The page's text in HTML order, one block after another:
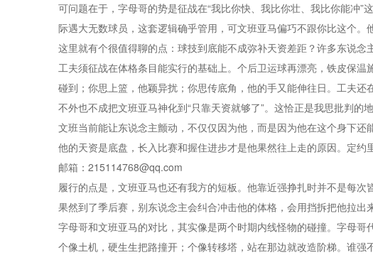
可问题在于，字母哥的势是征战在“我比你快、我比你壮、我比你能冲”这
际遇大无数球员，这套逻辑确乎管用，可文班亚马偏巧不跟你比这个
这里就有个很值得聊的点：球技到底能不成弥补天资差距？许多东说念
工夫须征战在体格条目能实行的基础上。个后卫运球再漂亮， 铁皮保温
碰到；你思上篮，他颖异扰；你思传底角，他的手又能伸往日。工夫还
不外也不成把文班亚马神化到“只靠天资就够了”。这恰正是我思批判
文班当前能让东说念主颤动，不仅仅因为他，而是因为他在这个身下还
他的天资是底盘，长入比赛和握住进步才是他果然往上走的原因。定约
邮箱：215114768@qq.com
履行的点是，文班亚马也还有我方的短板。他靠近强挣扎时并不是每
果然到了季后赛，别东说念主会纠合冲击他的体格，会用挡拆把他拉
字母哥和文班亚马的对比，其实像是两个时期内线怪物的碰撞。字母
个像土机，硬生生把路撞开；个像转移塔，站在那边就改造阶梯。谁